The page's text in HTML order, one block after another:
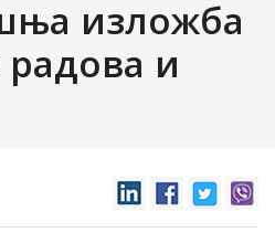
изложба
и